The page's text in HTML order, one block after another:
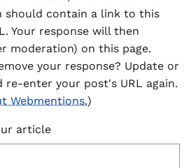
should contain a link to this
Your response will then
moderation) on this page.
your response? Update or
re-enter your post's URL again.
Webmentions.)
article